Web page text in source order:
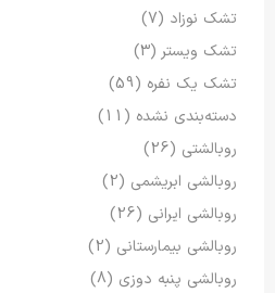
تشک نوزاد (7)
تشک ویستر (3)
تشک یک نفره (59)
دسته‌بندی نشده (11)
روبالشتی (26)
روبالشی ابریشمی (2)
روبالشی ایرانی (26)
روبالشی بیمارستانی (2)
روبالشی پنبه دوزی (8)